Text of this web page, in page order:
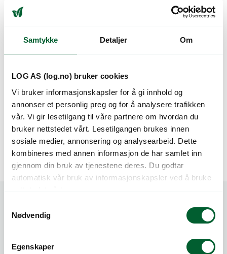
Samtykke Detaljer Om
LOG AS (log.no) bruker cookies
Vi bruker informasjonskapsler for å gi innhold og
annonser et personlig preg og for å analysere trafikken
vår. Vi gir lesetilgang til våre partnere om hvordan du
bruker nettstedet vårt. Lesetilgangen brukes innen
sosiale medier, annonsering og analysearbeid. Dette
kombineres med annen informasjon de har samlet inn
gjennom din bruk av tjenestene deres. Du godtar
automatisk vår bruk av informasjonskapsler ved å bruke
Nødvendig
Egenskaper
DELPHINIUM
GUARDIAN WHITE
Varenr: 45540320 Varen er på lager
Passer godt til snitt.
fra